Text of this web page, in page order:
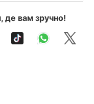
де вам зручно!